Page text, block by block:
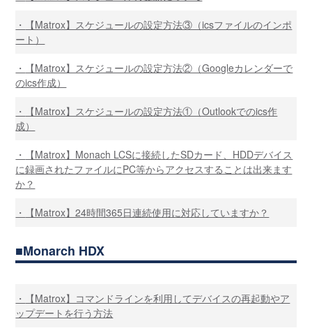
【Matrox】スケジュールの設定方法③（icsファイルのインポ
ート）
【Matrox】スケジュールの設定方法②（Googleカレンダーで
のics作成）
【Matrox】スケジュールの設定方法①（Outlookでのics作
成）
【Matrox】Monach LCSに接続したSDカード、HDDデバイス
に録画されたファイルにPC等からアクセスすることは出来ます
か？
【Matrox】24時間365日連続使用に対応していますか？
Monarch HDX
【Matrox】コマンドラインを利用してデバイスの再起動やア
ップデートを行う方法